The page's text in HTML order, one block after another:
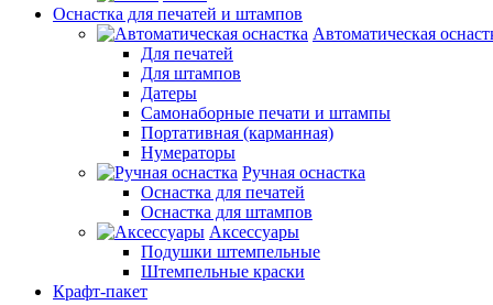
Оснастка для печатей и штампов
Автоматическая
Для печатей
Для штампов
Датеры
Самонаборные печати и штампы
Портативная (карманная)
Нумераторы
Ручная оснастка
Оснастка для печатей
Оснастка для штампов
Аксессуары
Подушки штемпельные
Штемпельные краски
Крафт-пакет